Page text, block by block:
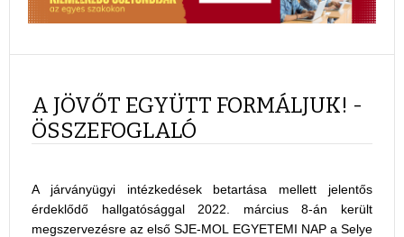
A JÖVŐT EGYÜTT FORMÁLJUK! -
ÖSSZEFOGLALÓ
A járványügyi intézkedések betartása mellett jelentős
érdeklődő hallgatósággal 2022. március 8-án került
megszervezésre az első SJE-MOL EGYETEMI NAP a Selye